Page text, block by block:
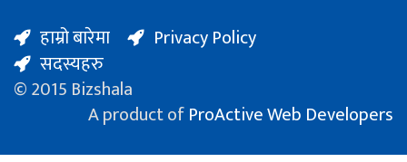
हाम्रो बारेमा
Privacy Policy
सदस्यहरु
© 2015 Bizshala
A product ofProActive Web Developers